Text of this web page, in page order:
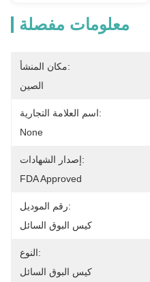
معلومات مفصلة
مكان المنشأ:
الصين
اسم العلامة التجارية:
None
إصدار الشهادات:
FDA Approved
رقم الموديل:
كيس البوق السائل
النوع:
كيس البوق السائل